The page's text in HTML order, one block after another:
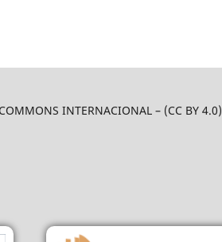
INTERNACIONAL – (CC BY 4.0)